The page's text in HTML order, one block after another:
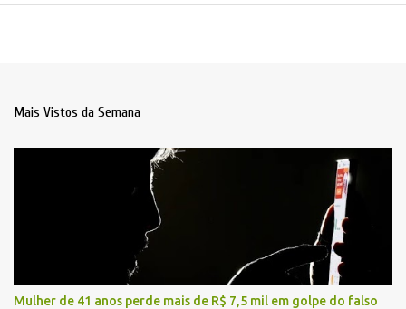
Mais Vistos da Semana
Mulher de 41 anos perde mais de R$ 7,5 mil em golpe do falso